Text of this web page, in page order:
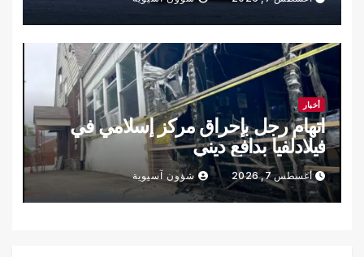
أخبار
اتهام رجل بإحراق مركز إسلامي في
فيلادلفيا بدافع ديني
أغسطس 7, 2026 شؤون آسيوية